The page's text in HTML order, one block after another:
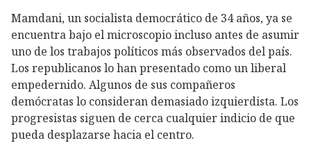
Mamdani, un socialista democrático de 34 años, ya se
encuentra bajo el microscopio incluso antes de asumir
uno de los trabajos políticos más observados del país.
Los republicanos lo han presentado como un liberal
empedernido. Algunos de sus compañeros
demócratas lo consideran demasiado izquierdista. Los
progresistas siguen de cerca cualquier indicio de que
pueda desplazarse hacia el centro.